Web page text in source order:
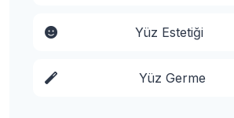
Yüz Estetiği
Yüz Germe